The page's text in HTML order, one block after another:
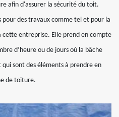
afin d'assurer la sécurité du toit.
pour des travaux comme tel et pour la
cette entreprise. Elle prend en compte
d’heure ou de jours où la bâche
sont des éléments à prendre en
de toiture.